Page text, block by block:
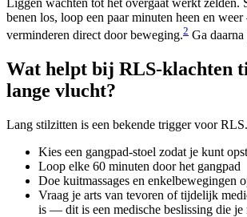
benen los, loop een paar minuten heen en
verminderen direct door beweging.2 Ga
Wat helpt bij RLS-klachten
lange vlucht?
Lang stilzitten is een bekende trigger voor
Kies een gangpad-stoel zodat je kunt
Loop elke 60 minuten door het gangpad
Doe kuitmassages en enkelbewegingen
Vraag je arts van tevoren of tijdelijk
is — dit is een medische beslissing die je